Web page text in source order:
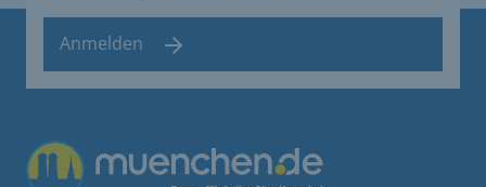
Anmelden
Übergreifende Links